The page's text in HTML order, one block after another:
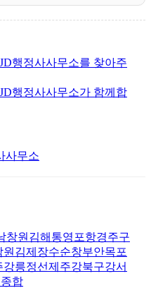
행정사사무소를 찾아주
행정사사무소가 함께합
창원김해통영포항경주구
김제장수순창부안목포
릉정선제주강북구강서
합